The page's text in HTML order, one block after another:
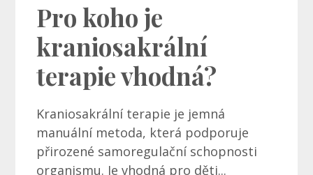
Pro koho je
kraniosakrální
terapie vhodná?
Kraniosakrální terapie je jemná
manuální metoda, která podporuje
přirozené samoregulační schopnosti
organismu. Je vhodná pro děti...